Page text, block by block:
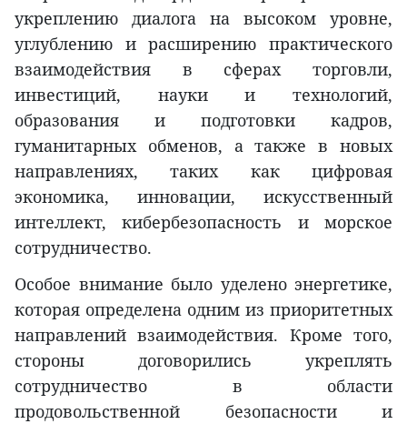
укреплению диалога на высоком уровне,
углублению и расширению практического
взаимодействия в сферах торговли,
инвестиций, науки и технологий,
образования и подготовки кадров,
гуманитарных обменов, а также в новых
направлениях, таких как цифровая
экономика, инновации, искусственный
интеллект, кибербезопасность и морское
сотрудничество.
Особое внимание было уделено энергетике,
которая определена одним из приоритетных
направлений взаимодействия. Кроме того,
стороны договорились укреплять
сотрудничество в области
продовольственной безопасности и